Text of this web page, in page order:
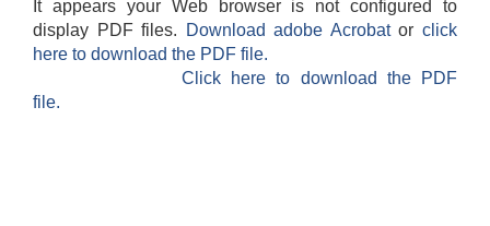
It appears your Web browser is not configured to
display PDF files.
Download adobe Acrobatorclick
here to download the PDF file.
Click here to download the PDF
file.